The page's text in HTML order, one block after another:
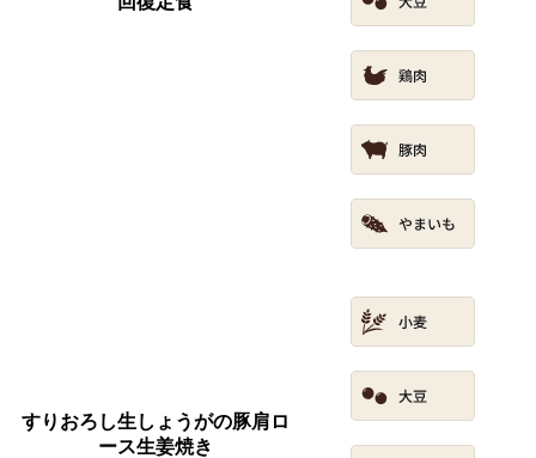
すりおろし生しょうがの豚肩ロ
ース生姜焼き